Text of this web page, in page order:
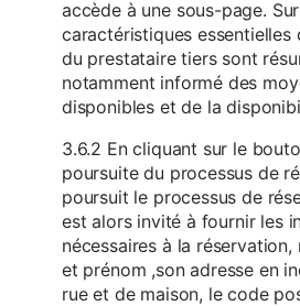
accède à une sous-page.
caractéristiques
du prestataire tiers sont
notamment informé des
disponibles et de la
3.6.2 En cliquant sur le
poursuite du processus de
poursuit le processus de
est alors invité à fournir les
nécessaires à la
et prénom ,son adresse en
rue et de maison, le code